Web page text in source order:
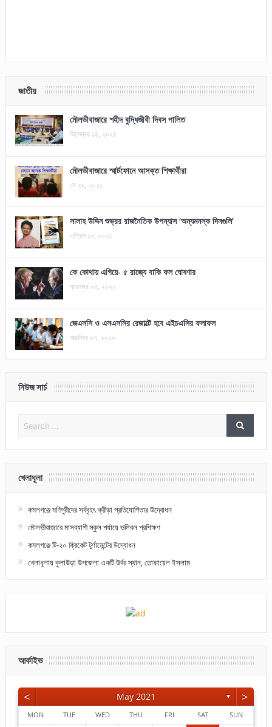
জাতীয়
মৌলভীবাজারে শহীদ বুদ্ধিজীবী দিবস পালিত
ডিসেম্বর ১৪, ২০২৪
মৌলভীবাজারে স্মার্টফোনে আসক্ত শিক্ষার্থীরা
মে ২৯, ২০২১
সালাহ উদ্দিন শুভ্রর রাজনৈতিক উপন্যাস ‘অন্যমনস্ক দিনগুলি’
এপ্রিল ১০, ২০২১
কে কোথায় এগিয়ে- ৫ রাজ্যে বাকি ফল ঘোষণার
নভেম্বর ০৫, ২০২০
জেএসসি ও এসএসসির রেজাল্টে হবে এইচএসির ফলাফল
অক্টোবর ০৭, ২০২০
নিউজ সার্চ
খেলাধূলা
কমলগঞ্জে মণিপুরীদের সর্ববৃহৎ ক্রীড়া প্রতিযোগিতার উদ্বোধন
মৌলভীবাজারে মাসব্যাপী স্কুল পর্যায়ে ভলিবল প্রশিক্ষণ
কমলগঞ্জে টি-২০ ক্রিকেট টুর্ণামেন্টের উদ্বোধন
খেলাধূলায় কুলাউড়া উপজেলা একটি উর্বর স্থান, তোফায়েল ইসলাম
আর্কাইভ
< May 2021 ▼ >
MON TUE WED THU FRI SAT SUN